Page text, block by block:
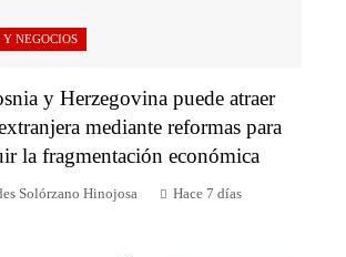
NEGOCIOS
y Herzegovina puede atraer
mediante reformas para
la fragmentación económica
Solórzano Hinojosa Hace 7 días